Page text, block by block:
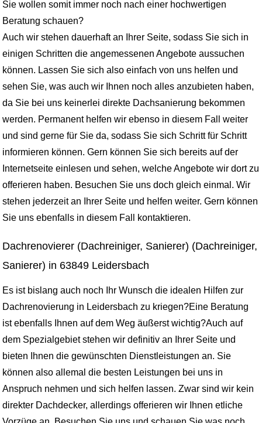
Sie wollen somit immer noch nach einer hochwertigen
Beratung schauen?
Auch wir stehen dauerhaft an Ihrer Seite, sodass Sie sich in
einigen Schritten die angemessenen Angebote aussuchen
können. Lassen Sie sich also einfach von uns helfen und
sehen Sie, was auch wir Ihnen noch alles anzubieten haben,
da Sie bei uns keinerlei direkte Dachsanierung bekommen
werden. Permanent helfen wir ebenso in diesem Fall weiter
und sind gerne für Sie da, sodass Sie sich Schritt für Schritt
informieren können. Gern können Sie sich bereits auf der
Internetseite einlesen und sehen, welche Angebote wir dort zu
offerieren haben. Besuchen Sie uns doch gleich einmal. Wir
stehen jederzeit an Ihrer Seite und helfen weiter. Gern können
Sie uns ebenfalls in diesem Fall kontaktieren.
Dachrenovierer (Dachreiniger, Sanierer) (Dachreiniger,
Sanierer) in 63849 Leidersbach
Es ist bislang auch noch Ihr Wunsch die idealen Hilfen zur
Dachrenovierung in Leidersbach zu kriegen?Eine Beratung
ist ebenfalls Ihnen auf dem Weg äußerst wichtig?Auch auf
dem Spezialgebiet stehen wir definitiv an Ihrer Seite und
bieten Ihnen die gewünschten Dienstleistungen an. Sie
können also allemal die besten Leistungen bei uns in
Anspruch nehmen und sich helfen lassen. Zwar sind wir kein
direkter Dachdecker, allerdings offerieren wir Ihnen etliche